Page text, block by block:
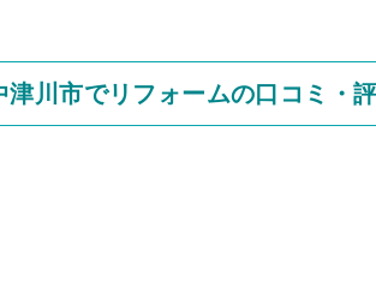
津川市でリフォームの口コミ・